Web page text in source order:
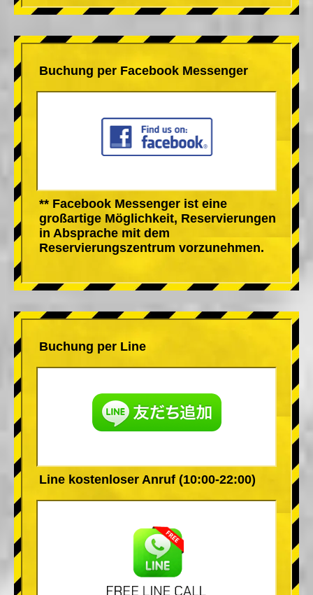
Buchung per Facebook Messenger
** Facebook Messenger ist eine
großartige Möglichkeit, Reservierungen
in Absprache mit dem
Reservierungszentrum vorzunehmen.
Buchung per Line
Line kostenloser Anruf (10:00-22:00)